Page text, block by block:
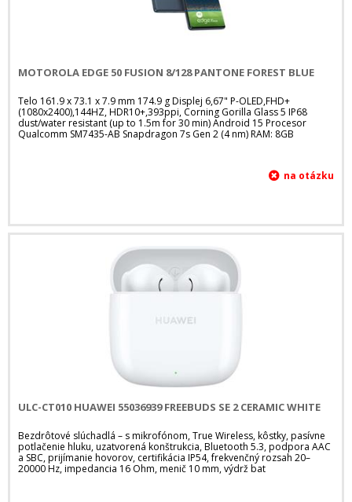
MOTOROLA EDGE 50 FUSION 8/128 PANTONE FOREST BLUE
Telo 161.9 x 73.1 x 7.9 mm 174.9 g Displej 6,67" P-OLED,FHD+
(1080x2400),144HZ, HDR10+,393ppi, Corning Gorilla Glass 5 IP68
dust/water resistant (up to 1.5m for 30 min) Android 15 Procesor
Qualcomm SM7435-AB Snapdragon 7s Gen 2 (4 nm) RAM: 8GB
ULC-CT010 HUAWEI 55036939 FREEBUDS SE 2 CERAMIC WHITE
Bezdrôtové slúchadlá – s mikrofónom, True Wireless, kôstky, pasívne
potlačenie hluku, uzatvorená konštrukcia, Bluetooth 5.3, podpora AAC
a SBC, prijímanie hovorov, certifikácia IP54, frekvenčný rozsah 20–
20000 Hz, impedancia 16 Ohm, menič 10 mm, výdrž bat